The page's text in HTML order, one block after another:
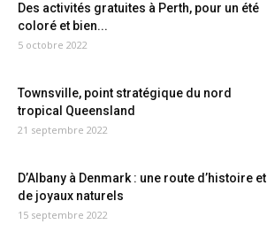
Des activités gratuites à Perth, pour un été
coloré et bien...
5 octobre 2022
Townsville, point stratégique du nord
tropical Queensland
21 septembre 2022
D’Albany à Denmark : une route d’histoire et
de joyaux naturels
15 septembre 2022